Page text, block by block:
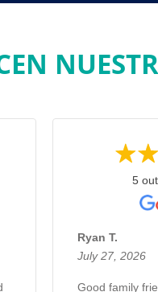
5
Ryan T.
July 27, 2026
Good family